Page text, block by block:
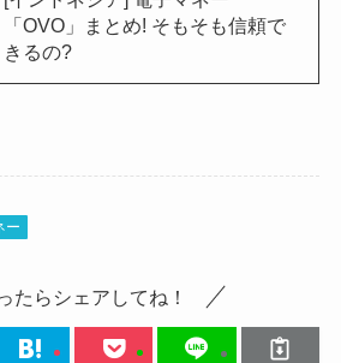
「OVO」まとめ! そもそも信頼で
きるの?
ー
たらシェアしてね！